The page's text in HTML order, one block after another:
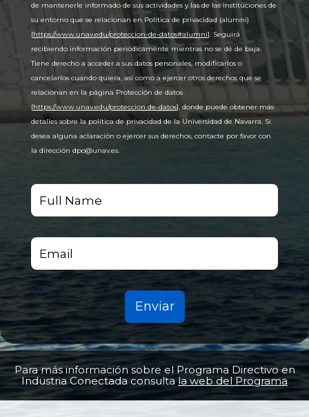
de mantenerle informado de sus actividades y las de las instituciones de
su entorno que se relacionan en Política de privacidad (alumni)
[https://www.unav.edu/proteccion-de-datos#alumni]. Seguirá
recibiendo información periódicamente mientras no se dé de baja.
Tiene derecho a acceder a sus datos personales, modificarlos o
cancelarlos cuando quiera, así como a ejercer otros derechos que se
relacionan en la página Protección de datos
[https://www.unav.edu/proteccion de-datos], donde puede obtener más
detalles sobre la política de privacidad de la Universidad de Navarra. Si
desea alguna aclaración o ejercer sus derechos, contacte por favor con
la dirección dpo@unav.es.
Enviar
Para más información sobre el Programa Directivo en
Industria Conectada consulta la web del Programa